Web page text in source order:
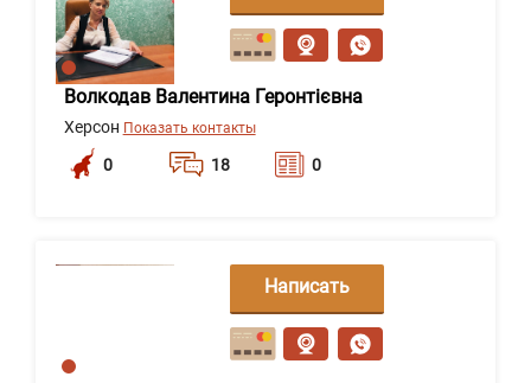
Волкодав Валентина Геронтієвна
Херсон Показать контакты
0 18 0
сообщение
Написать
сообщение